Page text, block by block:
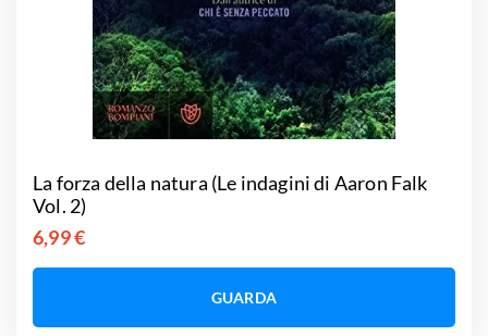
La forza della natura (Le indagini di Aaron Falk
Vol. 2)
6,99 €
GUARDA